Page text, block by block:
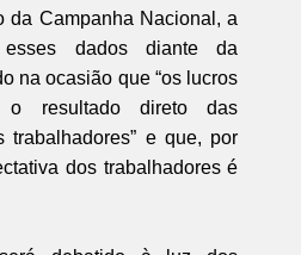
da Campanha Nacional, a
esses dados diante da
na ocasião que “os lucros
resultado direto das
trabalhadores” e que, por
dos trabalhadores é